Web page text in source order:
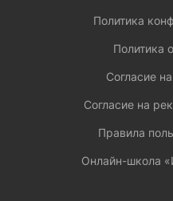
Политика
Политика
Согласие
Согласие на
Правила
Онлайн-школа